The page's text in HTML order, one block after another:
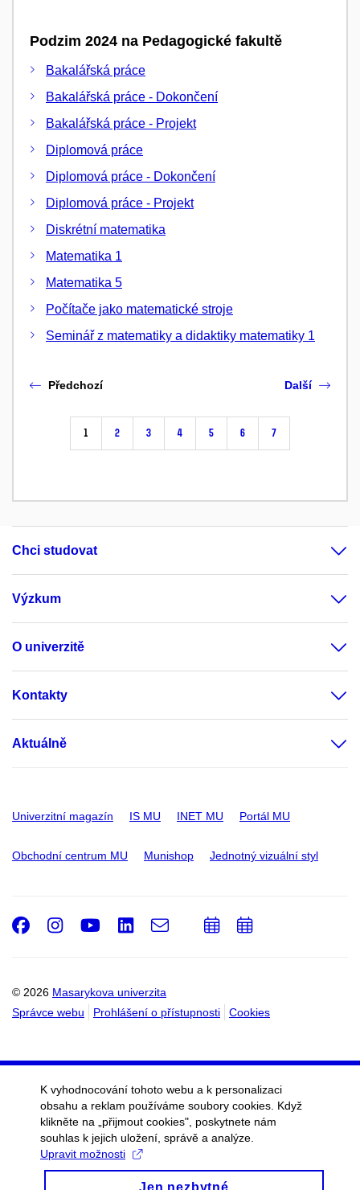
Podzim 2024 na Pedagogické fakultě
Bakalářská práce
Bakalářská práce - Dokončení
Bakalářská práce - Projekt
Diplomová práce
Diplomová práce - Dokončení
Diplomová práce - Projekt
Diskrétní matematika
Matematika 1
Matematika 5
Počítače jako matematické stroje
Seminář z matematiky a didaktiky matematiky 1
Předchozí
1 2 3 4 5 6 7
Další
Chci studovat
Výzkum
O univerzitě
Kontakty
Aktuálně
Univerzitní magazín IS MU INET MU Portál MU
Obchodní centrum MU Munishop Jednotný vizuální styl
© 2026 Masarykova univerzita
Správce webu
Prohlášení o přístupnosti Cookies
Facebook
Instagram
Youtube
LinkedIn
e-
PřidatPřidat
K vyhodnocování tohoto webu a k personalizaci
obsahu a reklam používáme soubory cookies. Když
klikněte na „přijmout cookies", poskytnete nám
souhlas k jejich uložení, správě a analýze.
Upravit možnosti
Jen nezbytné